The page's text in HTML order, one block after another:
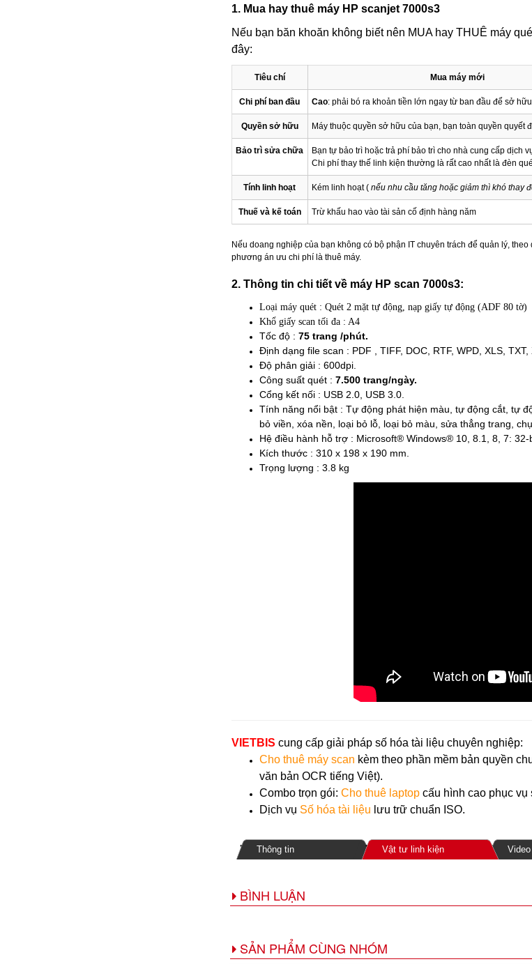
1. Mua hay thuê máy HP scanjet 7000s3
Nếu bạn băn khoăn không biết nên MUA hay THUÊ máy
đây:
Tiêu chí Mua máy mới
Chi phí ban đầu Cao: phải bó ra khoản tiền lớn ngay từ ban đầu để sở hữu
Quyền sở hữu Máy thuộc quyền sở hữu của bạn, bạn toàn quyền quyết
Bảo trì sửa chữa
Bạn tự bảo trì hoặc trả phí bảo trì cho nhà cung cấp dịch
Chi phí thay thế linh kiện thường là rất cao nhất là đèn
Tính linh hoạt Kém linh hoạt ( nếu nhu cầu tăng hoặc giảm thì khó thay
Thuế và kế toán Trừ khấu hao vào tài sản cố định hàng năm
Nếu doang nghiệp của bạn không có bộ phận IT chuyên trách để quản lý,
phương án ưu chi phí là thuê máy.
2. Thông tin chi tiết về máy HP scan 7000s3:
Loại máy quét : Quét 2 mặt tự động, nạp giấy tự động (ADF 80 tờ)
Khổ giấy scan tối đa : A4
Tốc độ : 75 trang /phút.
Định dạng file scan : PDF , TIFF, DOC, RTF, WPD, XLS, TXT,
Độ phân giải : 600dpi.
Công suất quét : 7.500 trang/ngày.
Cổng kết nối : USB 2.0, USB 3.0.
Tính năng nổi bật : Tự động phát hiện màu, tự động cắt, tự
bỏ viền, xóa nền, loại bỏ lỗ, loại bỏ màu, sửa thẳng trang,
Hệ điều hành hỗ trợ : Microsoft® Windows® 10, 8.1, 8, 7: 32-
Kích thước : 310 x 198 x 190 mm.
Trọng lượng : 3.8 kg
VIETBIS cung cấp giải pháp số hóa tài liệu chuyên nghiệp:
Cho thuê máy scan kèm theo phần mềm bản quyền
văn bản OCR tiếng Việt).
Combo trọn gói: Cho thuê laptopcấu hình cao phục vụ
Dịch vụ Số hóa tài liệu lưu trữ chuẩn ISO.
Thông tin Vật tư linh kiện
BÌNH LUẬN
SẢN PHẨM CÙNG NHÓM